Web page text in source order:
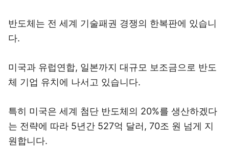
반도체는 전 세계 기술패권 경쟁의 한복판에 있습니
다.
미국과 유럽연합, 일본까지 대규모 보조금으로 반도
체 기업 유치에 나서고 있습니다.
특히 미국은 세계 첨단 반도체의 20%를 생산하겠다
는 전략에 따라 5년간 527억 달러, 70조 원 넘게 지
원합니다.